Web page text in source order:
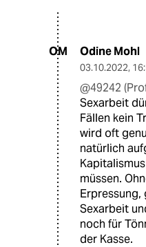
OM Odine Mohl
03.10.2022,
@49242
Sexarbeit
Fällen kein
wird oft
natürlich
müssen.
Erpressung,
Sexarbeit
noch für
der Kasse.